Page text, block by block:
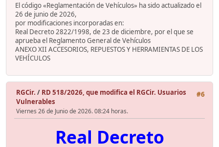
El código «Reglamentación de Vehículos» ha sido actualizado el
26 de junio de 2026,
por modificaciones incorporadas en:
Real Decreto 2822/1998, de 23 de diciembre, por el que se
aprueba el Reglamento General de Vehículos
ANEXO XII ACCESORIOS, REPUESTOS Y HERRAMIENTAS DE LOS
VEHÍCULOS
#6
RGCir. / RD 518/2026, que modifica el RGCir. Usuarios
Vulnerables
Viernes 26 de Junio de 2026. 08:24 horas.
Real Decreto